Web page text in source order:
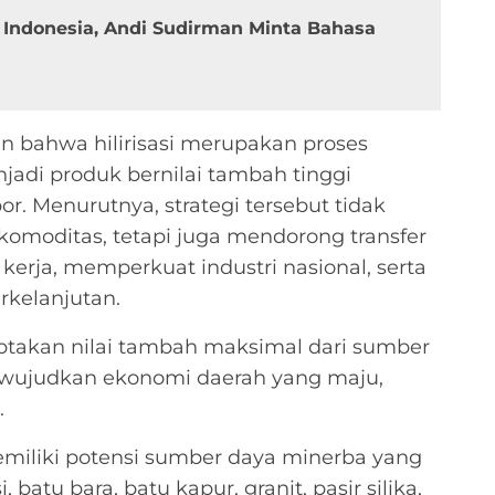
Andi Sudirman Minta Bahasa
bahwa hilirisasi merupakan proses
produk bernilai tambah tinggi
Menurutnya, strategi tersebut tidak
tetapi juga mendorong transfer
memperkuat industri nasional, serta
nilai tambah maksimal dari sumber
ekonomi daerah yang maju,
potensi sumber daya minerba yang
batu bara, batu kapur, granit, pasir silika,